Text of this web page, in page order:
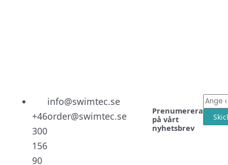
+46
300
156
90
info@swimtec.se
order@swimtec.se
Prenumerera
på vårt
nyhetsbrev
E-
post